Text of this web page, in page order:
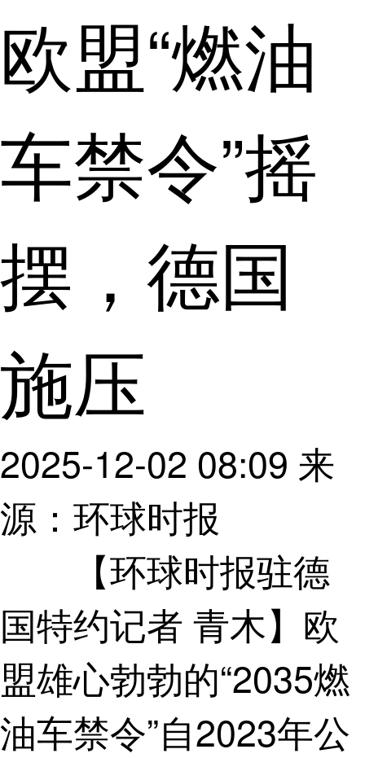
欧盟“燃油
车禁令”摇
摆，德国
施压
2025-12-02 08:09 来
源：环球时报
【环球时报驻德
国特约记者 青木】欧
盟雄心勃勃的“2035燃
油车禁令”自2023年公